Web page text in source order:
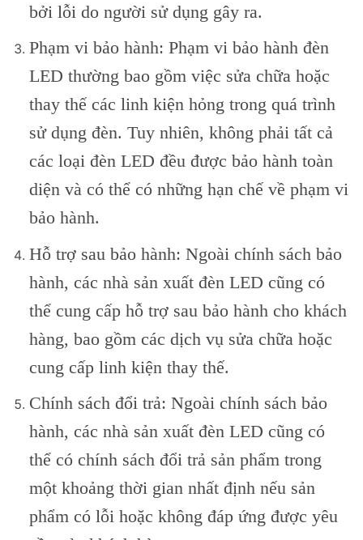
bởi lỗi do người sử dụng gây ra.
Phạm vi bảo hành: Phạm vi bảo hành đèn
LED thường bao gồm việc sửa chữa hoặc
thay thế các linh kiện hỏng trong quá trình
sử dụng đèn. Tuy nhiên, không phải tất cả
các loại đèn LED đều được bảo hành toàn
diện và có thể có những hạn chế về phạm vi
bảo hành.
Hỗ trợ sau bảo hành: Ngoài chính sách bảo
hành, các nhà sản xuất đèn LED cũng có
thể cung cấp hỗ trợ sau bảo hành cho khách
hàng, bao gồm các dịch vụ sửa chữa hoặc
cung cấp linh kiện thay thế.
Chính sách đổi trả: Ngoài chính sách bảo
hành, các nhà sản xuất đèn LED cũng có
thể có chính sách đổi trả sản phẩm trong
một khoảng thời gian nhất định nếu sản
phẩm có lỗi hoặc không đáp ứng được yêu